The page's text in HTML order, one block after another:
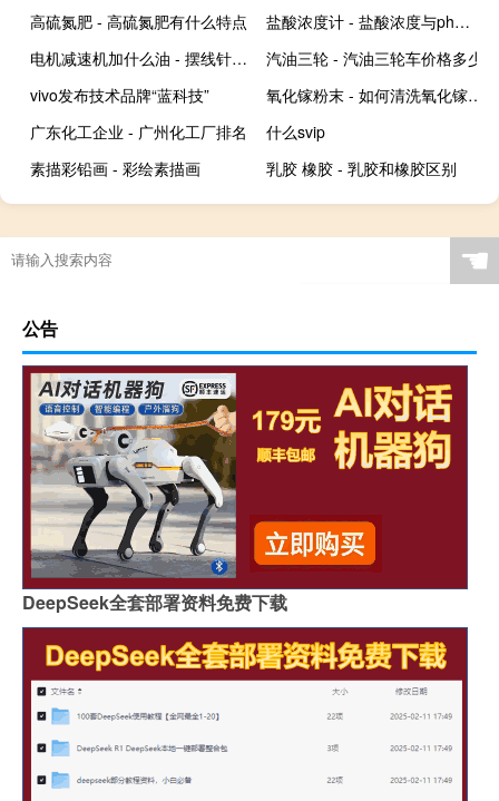
高硫氮肥 - 高硫氮肥有什么特点
盐酸浓度计 - 盐酸浓度与ph值对照表
电机减速机加什么油 - 摆线针轮减速机加什么油
汽油三轮 - 汽油三轮车价格多少
vivo发布技术品牌“蓝科技”
氧化镓粉末 - 如何清洗氧化镓粉末
广东化工企业 - 广州化工厂排名
什么svip
素描彩铅画 - 彩绘素描画
乳胶 橡胶 - 乳胶和橡胶区别
☚
公告
DeepSeek全套部署资料免费下载